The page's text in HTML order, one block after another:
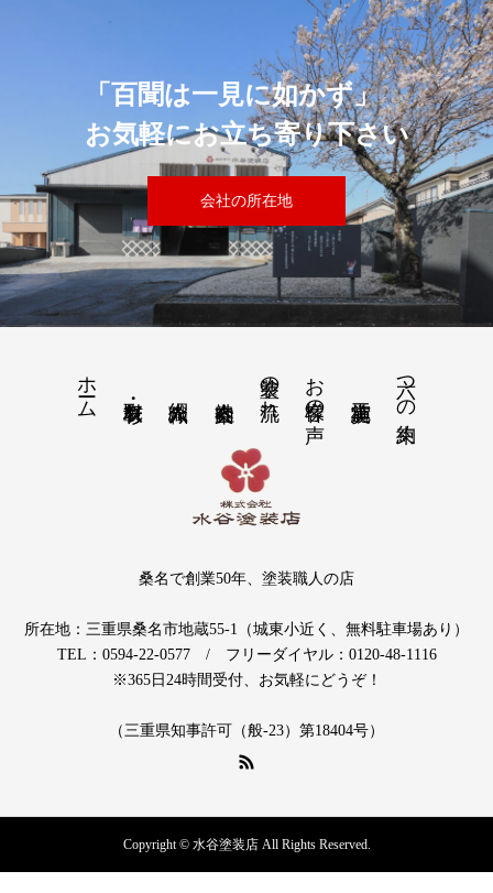
「百聞は一見に如かず」
お気軽にお立ち寄り下さい
会社の所在地
六つの約束
お客様の声
塗装の流れ
ホーム
桑名で創業50年、塗装職人の店
所在地：三重県桑名市地蔵55-1（城東小近く、無料駐車場あり）
TEL：0594-22-0577 / フリーダイヤル：0120-48-1116
※365日24時間受付、お気軽にどうぞ！
（三重県知事許可（般-23）第18404号）
Copyright © 水谷塗装店 All Rights Reserved.